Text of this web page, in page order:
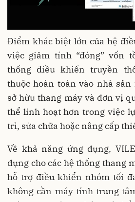
Điểm khác biệt lớn của hệ
việc giảm tính “đóng” vốn
thống điều khiển truyền
thuộc hoàn toàn vào nhà
sở hữu thang máy và đơn vị
thể linh hoạt hơn trong việc
trì, sửa chữa hoặc nâng cấp
Về khả năng ứng dụng,
dụng cho các hệ thống thang
hỗ trợ điều khiển nhóm tối
không cần máy tính trung